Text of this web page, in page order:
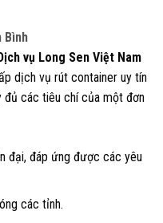
Bình
vụ Long Sen Việt Nam
dịch vụ rút container uy tín
đủ các tiêu chí của một đơn
đại, đáp ứng được các yêu
các tỉnh.